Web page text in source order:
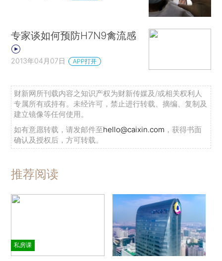
专家谈如何预防H7N9禽流感
2013年04月07日 APP打开
财新网所刊载内容之知识产权为财新传媒及/或相关权利人
专属所有或持有。未经许可，禁止进行转载、摘编、复制及
建立镜像等任何使用。
如有意愿转载，请发邮件至hello@caixin.com ，获得书面
确认及授权后，方可转载。
推荐阅读
私房课